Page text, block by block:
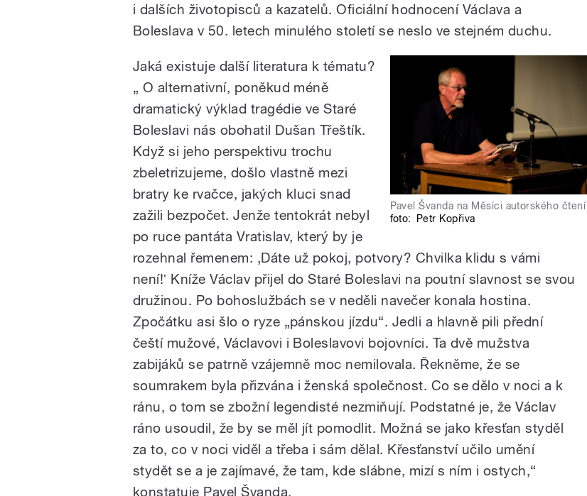
i dalších životopisců a kazatelů. Oficiální hodnocení Václava a
Boleslava v 50. letech minulého století se neslo ve stejném duchu.
Pavel Švanda na Měsíci autorského čtení
foto:
Petr Kopřiva
Jaká existuje další literatura k tématu?
„ O alternativní, poněkud méně
dramatický výklad tragédie ve Staré
Boleslavi nás obohatil Dušan Třeštík.
Když si jeho perspektivu trochu
zbeletrizujeme, došlo vlastně mezi
bratry ke rvačce, jakých kluci snad
zažili bezpočet. Jenže tentokrát nebyl
po ruce pantáta Vratislav, který by je
rozehnal řemenem: ‚Dáte už pokoj, potvory? Chvilka klidu s vámi
není!‛ Kníže Václav přijel do Staré Boleslavi na poutní slavnost se svou
družinou. Po bohoslužbách se v neděli navečer konala hostina.
Zpočátku asi šlo o ryze „pánskou jízdu“. Jedli a hlavně pili přední
čeští mužové, Václavovi i Boleslavovi bojovníci. Ta dvě mužstva
zabijáků se patrně vzájemně moc nemilovala. Řekněme, že se
soumrakem byla přizvána i ženská společnost. Co se dělo v noci a k
ránu, o tom se zbožní legendisté nezmiňují. Podstatné je, že Václav
ráno usoudil, že by se měl jít pomodlit. Možná se jako křesťan styděl
za to, co v noci viděl a třeba i sám dělal. Křesťanství učilo umění
stydět se a je zajímavé, že tam, kde slábne, mizí s ním i ostych,“
konstatuje Pavel Švanda.